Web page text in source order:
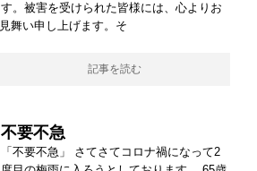
す。被害を受けられた皆様には、心よりお
見舞い申し上げます。そ
記事を読む
不要不急
「不要不急」 さてさてコロナ禍になって2